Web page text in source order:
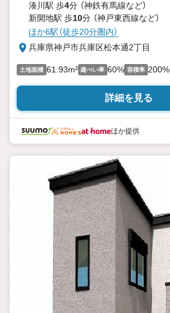
湊川駅 歩4分 （神鉄有馬線など）
新開地駅 歩10分 （神戸東西線など）
ほか6駅（徒歩20分圏内）
兵庫県神戸市兵庫区松本通2丁目
土地面積 61.93m² 建ぺい率 60% 容積率 200%
詳細を見る
ほか提供